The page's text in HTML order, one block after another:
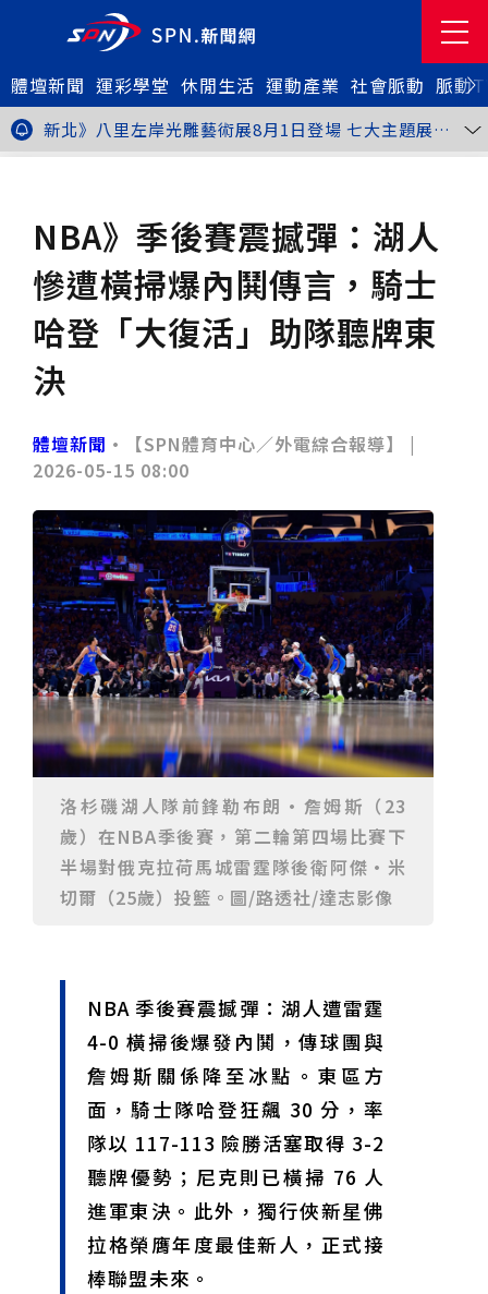
體壇新聞 運彩學堂 休閒生活 運動產業 社會脈動 脈動
金牌搖籃驚傳「球荒」！江啟臣偕運彩公會挺萬和國
中，捐贈 1800 顆羽球助小將 4 月全中運奪金
台中》15分鐘的診療，13年的堅持！ 中山醫大牙醫系
跨海義診13年
新北》八里左岸光雕藝術展8月1日登場 七大主題展區
打造夏夜光影盛宴
台中》中聯油脂案釀全民恐慌 議員張芬郁質詢轟食安稽
適圈」祕笈
台中》食安風暴擴大 中彰投苗縣市長參選人提「食安聯
防治理平台」等3主張
台中》中山醫大攜手新創登陸亞洲生技展 發表「微奈米
眼用鏡片」等13項臨床研發技術
高雄》啟用近30年迎來外觀與結構重塑 高雄旗津輪渡
站改造完工啟用
縮短藥效等待期！中山附醫引進速效抗憂鬱鼻噴劑 24
小時內見效、助重症患者重返社會
台北》首創水資源循環教育園區 民生水資再生廠環教館
正式啟用
專題人物》我不是會長，是歐巴桑！」穆閩珠自掏腰包
藝術治療走出多年陰霾
台中》強颱巴威逼近 中市勞工局籲落實防颱整備
台中》中捷聯名VTuber活動告捷 首5日運量增24%周
中部首間雅樂軒酒店
THE世界大學影響力排名公佈 中山醫大SDG3獲全球第
23名、全台醫學大學第3名
桃園市籌備115年全民運動會 體育局：預計9月前完成
高
台中》中山醫大響應「30+大學計畫」 推出餐飲經營與
高齡照護學分專班
三星伴月聯手金星近鬼宿星團 端午連假西方低空上演天
文秀
台中》端午節前勞累驚覺單側無力 攤商「亞急性腦出
血」醫籲三徵兆速就醫
台中》跨越萬里深耕20年 中山附醫協助吐瓦魯建置首
套急診檢傷系統
世足》姆巴佩梅開二度破隊史紀錄 法國3比1擊敗塞內
加爾奪世界盃開門紅
搶攻端午連假人潮 臺北天文館推銀河特展與免費劇場搶
客
台中》萬豐國小奪少棒全國冠軍 赴美參賽盼各界正視
500萬經費缺口
蕭美琴視察帛琉Malakal島開發計畫 盼深化台帛水產與
醫療合作
婦人眼角冒水皰確診帶狀皰疹 臺中醫院跨科即時診治化
解失明與腦炎危機
參山處「梨山原民歌舞與工藝體驗」6月登場 結合永續
觀光推深度部落旅遊
台中》中央挹注逾8成！蔡其昌爭取4980萬 翻新清水五
權路道路與人行步道
智慧科技解救護士的腿！中山醫大與仁寶攜手「送藥機
器人」月省醫護120公里步程
台北》污水廠變身都市綠洲！內湖運動公園全新戲水區
盛大開放 智慧預約環教體驗
嘉義》搶攻端午親子商機！嘉義縣推「沉浸式角色扮
演」 邀學童化身小海盜、建築職人全台放電
阿里山精品咖啡香 成為端午與暑假深度旅遊新亮點
臺中甩「六都第一胖」稱號！「2026台中星燃計畫」啟
動 祭150萬獎金邀市民健康減重
跨界解密「健康一體」 科博館、國衛院特展登場 手機
化身探險工具自主解謎
活潑親切打破失智框架！日王牌業務丹野智文抗病13
域治理成焦點
夜市變廟會！山邊媽、旱溪媽、大庄媽三媽首度齊巡逢
甲 萬人爭躦轎底響徹夜空
MLB》鄧愷威6局飆6K完封小熊奪第3勝！宰制力複製
「王建民建仔旋風」引爆世代傳承鐵觀音節政大登場 結合大文山友善食農與地方創生
臺德技職教育深層對話！德國Walther Rathenau師生
造訪大安高工 體驗端午文化與前瞻工業實作
迎端午、抗酷暑！臺中盛夏水域系列活動本周六起兩地
課堂搬到菜市場！北市13校「游於藝」成果展 導覽小
尖兵用藝術「說」出千年風俗
20年淬鍊！貓空纜車運量突破4,000萬人次 「天空綠
洲」成國際打卡新地標
熊鷹羽毛與保育的兩難！金甌女中師生齊聚《飛吧！熊
鷹》特映會 深化原民文化與生態永續教育
29件神級作品齊聚葫蘆墩！「藝馬登豐」2026台灣工
藝之家聯展震撼登場
跨越百年的生物觀測！科博館、成大《時空丈量師》特
展：讓典藏標本說出氣候變遷真相
睽違七年！精品郵輪「島嶼天空號」首航臺中港 參山處
攜手縣市熱情迎賓
金牌搖籃驚傳「球荒」！江啟臣偕運彩公會挺萬和國
中，捐贈 1800 顆羽球助小將 4 月全中運奪金
台中》15分鐘的診療，13年的堅持！ 中山醫大牙醫系
跨海義診13年
NBA》季後賽震撼彈：湖人
慘遭橫掃爆內鬨傳言，騎士
哈登「大復活」助隊聽牌東
決
體壇新聞 •【SPN體育中心／外電綜合報導】 |
2026-05-15 08:00
洛杉磯湖人隊前鋒勒布朗·詹姆斯（23
歲）在NBA季後賽，第二輪第四場比賽下
半場對俄克拉荷馬城雷霆隊後衛阿傑·米
切爾（25歲）投籃。圖/路透社/達志影像
NBA 季後賽震撼彈：湖人遭雷霆
4-0 橫掃後爆發內鬨，傳球團與
詹姆斯關係降至冰點。東區方
面，騎士隊哈登狂飆 30 分，率
隊以 117-113 險勝活塞取得 3-2
聽牌優勢；尼克則已橫掃 76 人
進軍東決。此外，獨行俠新星佛
拉格榮膺年度最佳新人，正式接
棒聯盟未來。